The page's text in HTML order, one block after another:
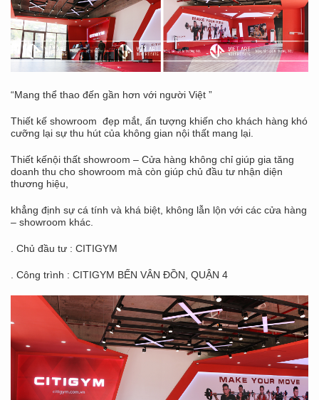
“Mang thể thao đến gần hơn với người Việt ”
Thiết kế showroom đẹp mắt, ấn tượng khiến cho khách hàng khó
cưỡng lại sự thu hút của không gian nội thất mang lại.
Thiết kếnội thất showroom – Cửa hàng không chỉ giúp gia tăng
doanh thu cho showroom mà còn giúp chủ đầu tư nhận diện
thương hiệu,
khẳng định sự cá tính và khá biệt, không lẫn lộn với các cửa hàng
– showroom khác.
. Chủ đầu tư : CITIGYM
. Công trình : CITIGYM BẾN VÂN ĐỒN, QUẬN 4